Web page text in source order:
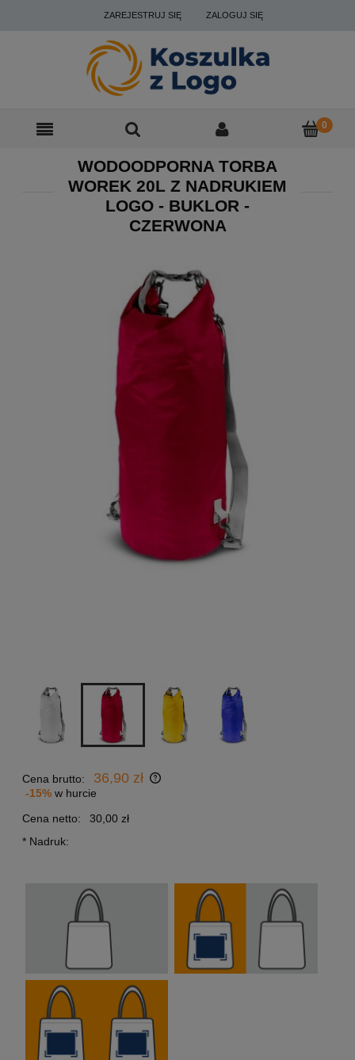
ZAREJESTRUJ SIĘ ZALOGUJ SIĘ
WODOODPORNA TORBA
WOREK 20L Z NADRUKIEM
LOGO - BUKLOR -
CZERWONA
Cena brutto: 36,90 zł
-15% w hurcie
Cena netto:
30,00 zł
* Nadruk: